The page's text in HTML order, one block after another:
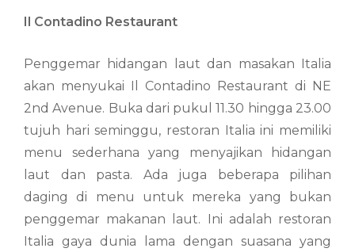
Il Contadino Restaurant
Penggemar hidangan laut dan masakan Italia
akan menyukai Il Contadino Restaurant di NE
2nd Avenue. Buka dari pukul 11.30 hingga 23.00
tujuh hari seminggu, restoran Italia ini memiliki
menu sederhana yang menyajikan hidangan
laut dan pasta. Ada juga beberapa pilihan
daging di menu untuk mereka yang bukan
penggemar makanan laut. Ini adalah restoran
Italia gaya dunia lama dengan suasana yang